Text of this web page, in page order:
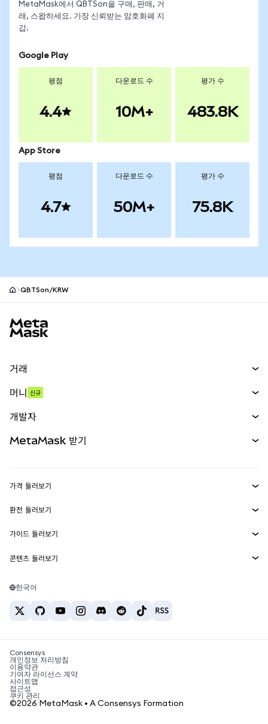
MetaMask에서 QBTSon을 구매, 판매, 거
래, 스왑하세요. 가장 신뢰받는 암호화폐 지
갑.
Google Play
평점
4.4
다운로드 수
10M+
평가 수
483.8K
App Store
평점
4.7
다운로드 수
50M+
평가 수
75.8K
QBTSon/KRW
거래
무기한 선물
실물자산
머니 신규
개발자
MetaMask Connect
Snaps
웹3 서비스
MetaMask 받기
보안
고객 지원
채용
가격 둘러보기
이더리움 가격
솔라나 가격
테더 가격
환전 둘러보기
ETH를 USD로 환전
USDT를 INR로 환전
BTC를 INR로 환전
ETH를 USDT로 환전
가이드 둘러보기
ETH 매수
USDT 매수
SHIB 매수
BNB 매수
콘텐츠 둘러보기
솔라나 지갑
암호화폐 세금 뉴스
암호화폐 매수 방법
비트코인 매도 방법
한국어
Consensys
개인정보 처리방침
이용약관
기여자 라이선스 계약
사이트맵
접근성
쿠키 관리
©2026 MetaMask • A Consensys Formation